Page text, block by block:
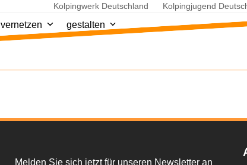
Kolpingwerk Deutschland Kolpingjugend
vernetzen gestalten
Melden Sie sich jetzt für unseren Newsletter an